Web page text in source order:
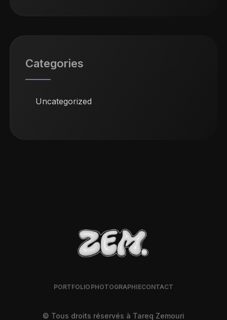
Categories
Uncategorized
PORTFOLIO PHOTOGRAPHIECONTACT
© Tous droits réservés à Tareq Zemouri